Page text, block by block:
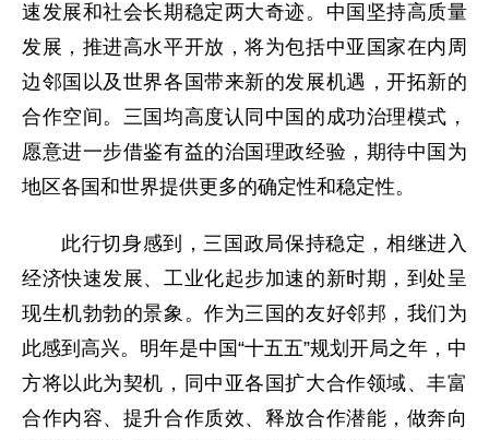
速发展和社会长期稳定两大奇迹。中国坚持高质量
发展，推进高水平开放，将为包括中亚国家在内周
边邻国以及世界各国带来新的发展机遇，开拓新的
合作空间。三国均高度认同中国的成功治理模式，
愿意进一步借鉴有益的治国理政经验，期待中国为
地区各国和世界提供更多的确定性和稳定性。
此行切身感到，三国政局保持稳定，相继进入
经济快速发展、工业化起步加速的新时期，到处呈
现生机勃勃的景象。作为三国的友好邻邦，我们为
此感到高兴。明年是中国“十五五”规划开局之年，中
方将以此为契机，同中亚各国扩大合作领域、丰富
合作内容、提升合作质效、释放合作潜能，做奔向